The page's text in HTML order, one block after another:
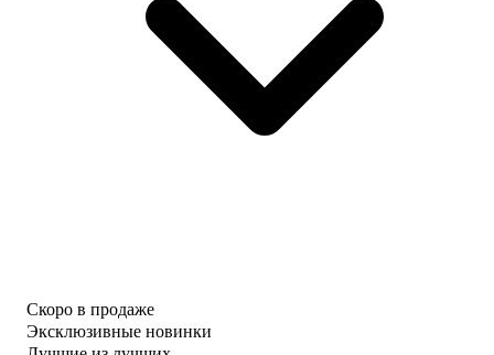
Скоро в продаже
Эксклюзивные новинки